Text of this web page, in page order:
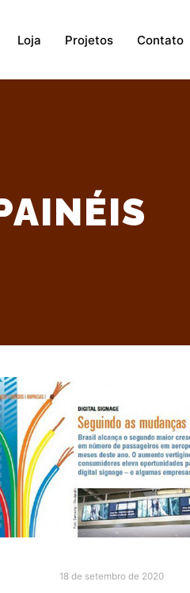
Loja Projetos Contato
18 de setembro de 2020